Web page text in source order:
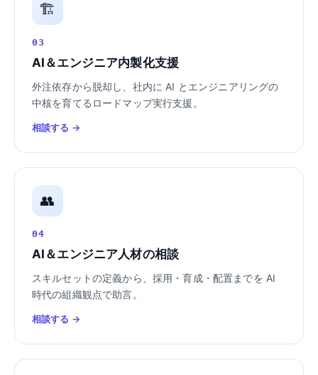
🏗️
03
AI＆エンジニア内製化支援
外注依存から脱却し、社内に AI とエンジニアリングの
中核を育てるロードマップ実行支援。
相談する →
👥
04
AI＆エンジニア人材の相談
スキルセットの定義から、採用・育成・配置までを AI
時代の組織観点で助言。
相談する →